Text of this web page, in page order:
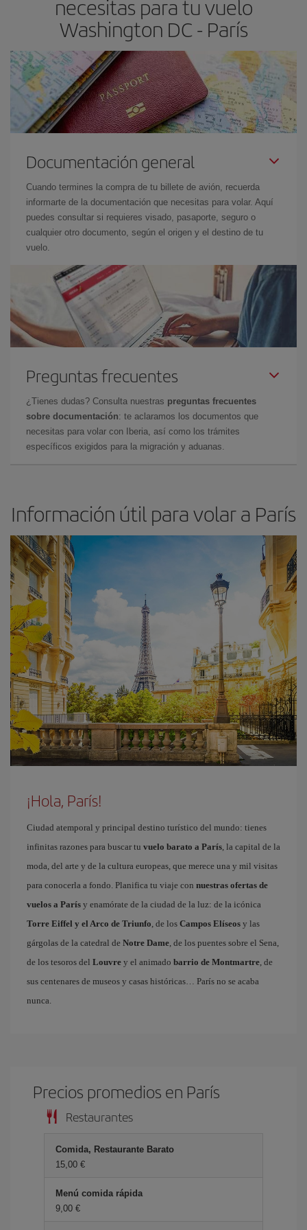
necesitas para tu vuelo
Washington DC - París
Documentación general
Cuando termines la compra de tu billete de avión, recuerda
informarte de la documentación que necesitas para volar. Aquí
puedes consultar si requieres visado, pasaporte, seguro o
cualquier otro documento, según el origen y el destino de tu
vuelo.
Preguntas frecuentes
¿Tienes dudas? Consulta nuestras preguntas frecuentes
sobre documentación: te aclaramos los documentos que
necesitas para volar con Iberia, así como los trámites
específicos exigidos para la migración y aduanas.
Información útil para volar a París
¡Hola, París!
Ciudad atemporal y principal destino turístico del mundo: tienes
infinitas razones para buscar tu vuelo barato a París, la capital de la
moda, del arte y de la cultura europeas, que merece una y mil visitas
para conocerla a fondo. Planifica tu viaje con nuestras ofertas de
vuelos a París y enamórate de la ciudad de la luz: de la icónica
Torre Eiffel y el Arco de Triunfo, de los Campos Elíseos y las
gárgolas de la catedral de Notre Dame, de los puentes sobre el Sena,
de los tesoros del Louvre y el animado barrio de Montmartre, de
sus centenares de museos y casas históricas… París no se acaba
nunca.
Precios promedios en París
Restaurantes
Comida, Restaurante Barato
15,00 €
Menú comida rápida
9,00 €